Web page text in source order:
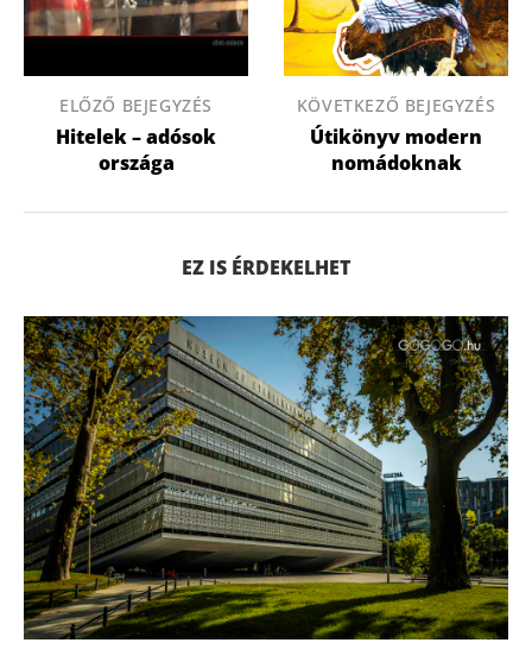
ELŐZŐ BEJEGYZÉS
Hitelek – adósok
országa
KÖVETKEZŐ BEJEGYZÉS
Útikönyv modern
nomádoknak
EZ IS ÉRDEKELHET